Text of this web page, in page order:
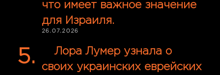
что имеет важное значение
для Израиля.
26.07.2026
Лора Лумер узнала о
своих украинских еврейских